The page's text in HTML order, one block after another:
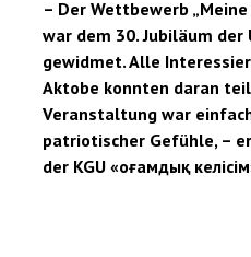
– Der Wettbewerb
war dem 30. Jubiläum der
gewidmet. Alle
Aktobe konnten daran
Veranstaltung war
patriotischer Gefühle, –
der KGU «Қоғамдық